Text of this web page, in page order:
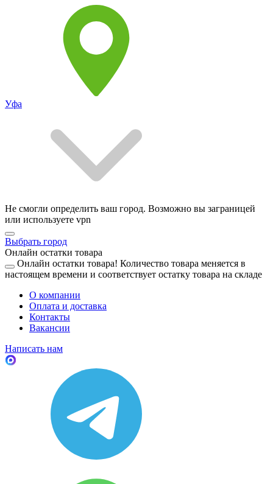
Уфа
Не смогли определить ваш город. Возможно вы заграницей
или используете vpn
Выбрать город
Онлайн остатки товара
Онлайн остатки товара! Количество товара меняется в
настоящем времени и соответствует остатку товара на складе
О компании
Оплата и доставка
Контакты
Вакансии
Написать нам